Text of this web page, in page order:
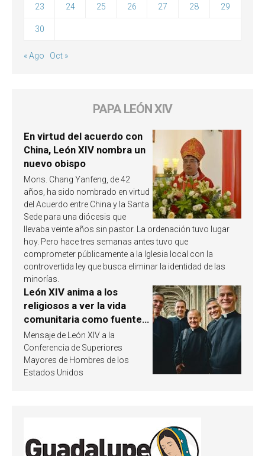
23 24 25 26 27 28 29
30
« Ago Oct »
PAPA LEÓN XIV
En virtud del acuerdo con
China, León XIV nombra un
nuevo obispo
Mons. Chang Yanfeng, de 42
años, ha sido nombrado en virtud
del Acuerdo entre China y la Santa
Sede para una diócesis que
llevaba veinte años sin pastor. La ordenación tuvo lugar
hoy. Pero hace tres semanas antes tuvo que
comprometer públicamente a la Iglesia local con la
controvertida ley que busca eliminar la identidad de las
minorías.
León XIV anima a los
religiosos a ver la vida
comunitaria como fuente
de inspiración y
santificación
Mensaje de León XIV a la
Conferencia de Superiores
Mayores de Hombres de los
Estados Unidos